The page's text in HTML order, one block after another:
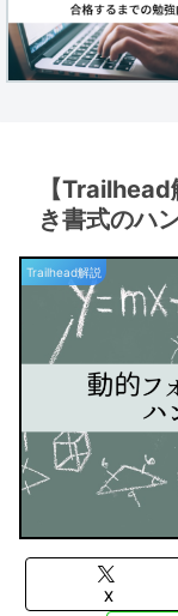
【
き書式のハ
Trailhead解説
X